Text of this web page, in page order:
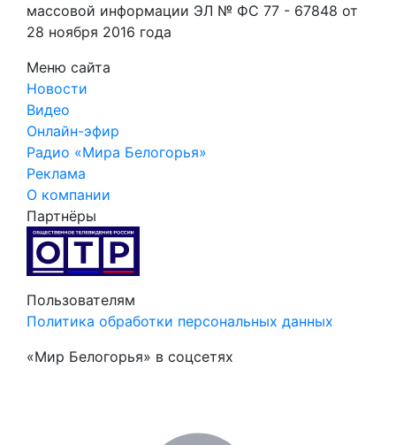
массовой информации ЭЛ № ФС 77 - 67848 от
28 ноября 2016 года
Меню сайта
Новости
Видео
Онлайн-эфир
Радио «Мира Белогорья»
Реклама
О компании
Партнёры
Пользователям
Политика обработки персональных данных
«Мир Белогорья» в соцсетях